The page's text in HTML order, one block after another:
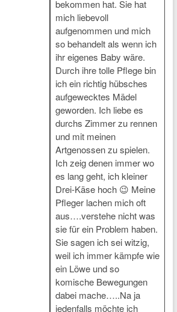
bekommen hat. Sie hat
mich liebevoll
aufgenommen und mich
so behandelt als wenn ich
ihr eigenes Baby wäre.
Durch ihre tolle Pflege bin
ich ein richtig hübsches
aufgewecktes Mädel
geworden. Ich liebe es
durchs Zimmer zu rennen
und mit meinen
Artgenossen zu spielen.
Ich zeig denen immer wo
es lang geht, ich kleiner
Drei-Käse hoch 😉 Meine
Pfleger lachen mich oft
aus….verstehe nicht was
sie für ein Problem haben.
Sie sagen ich sei witzig,
weil ich immer kämpfe wie
ein Löwe und so
komische Bewegungen
dabei mache…..Na ja
jedenfalls möchte ich